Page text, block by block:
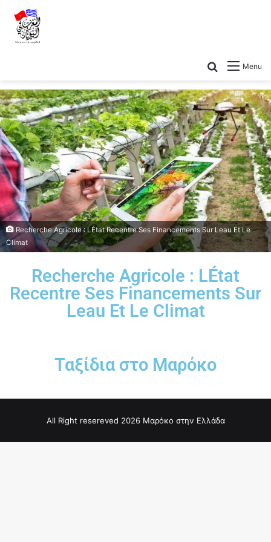
Menu
Recherche Agricole : LÉtat Recentre Ses Financements Sur Leau Et Le
Climat
Recherche Agricole : LÉtat
Recentre Ses Financements Sur
Leau Et Le Climat
Ταξίδια στο Μαρόκο
All Right resereved 2026 Μαρόκο στην Ελλάδα